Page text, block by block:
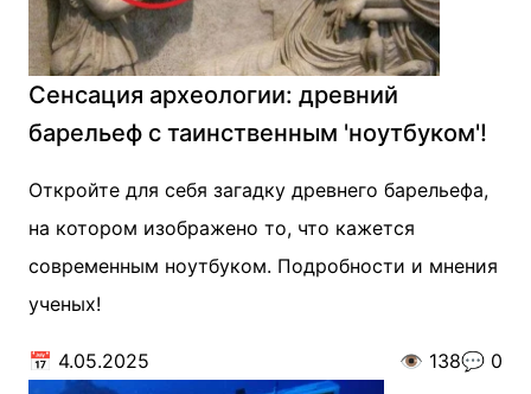
Сенсация археологии: древний
барельеф с таинственным 'ноутбуком'!
Откройте для себя загадку древнего барельефа,
на котором изображено то, что кажется
современным ноутбуком. Подробности и мнения
ученых!
📅 4.05.2025 👁️ 138💬 0